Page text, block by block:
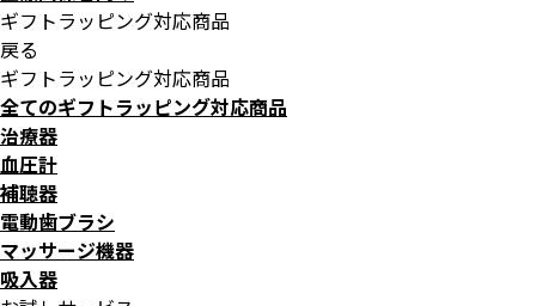
ギフトラッピング対応商品
戻る
ギフトラッピング対応商品
全てのギフトラッピング対応商品
治療器
血圧計
補聴器
電動歯ブラシ
マッサージ機器
吸入器